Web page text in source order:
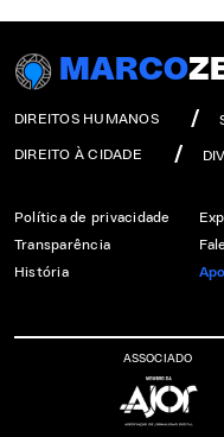
MARCO
DIREITOS HUMANOS
DIREITO À CIDADE
Política de privacidade
Transparência
História
ASSOCIADO